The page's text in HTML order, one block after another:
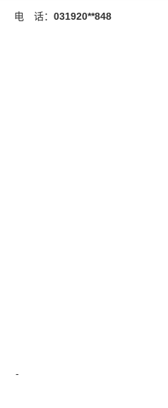
电 话： 031920**848
-